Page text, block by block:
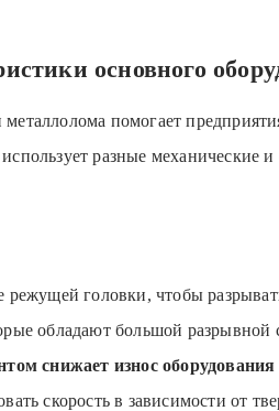
основного
помогает
разные
головки, чтобы
обладают большой разрывной
снижает износ оборудования
скорость в зависимости от